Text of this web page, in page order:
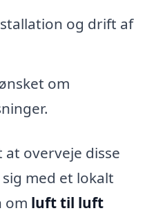
og drift af
om
overveje disse
med et lokalt
om luft til luft